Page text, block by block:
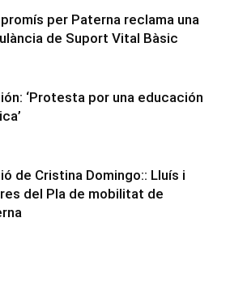
per Paterna reclama una
de Suport Vital Bàsic
‘Protesta por una educación
de Cristina Domingo:: Lluís i
del Pla de mobilitat de